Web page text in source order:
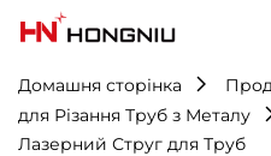
Домашня сторінка
для Різання Труб з Металу
Лазерний Струг для Труб